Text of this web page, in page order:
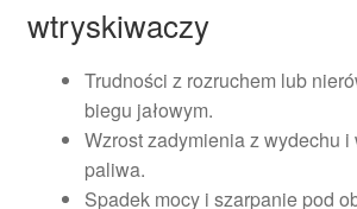
wtryskiwaczy
Trudności z rozruchem lub
biegu jałowym.
Wzrost zadymienia z wydechu
paliwa.
Spadek mocy i szarpanie pod